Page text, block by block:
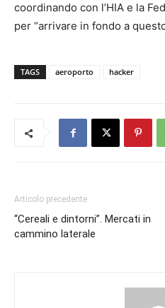
coordinando con l’HIA e la
per “arrivare in fondo a
TAGS aeroporto hacker
Articolo precedente
“Cereali e dintorni”. Mercati in
cammino laterale